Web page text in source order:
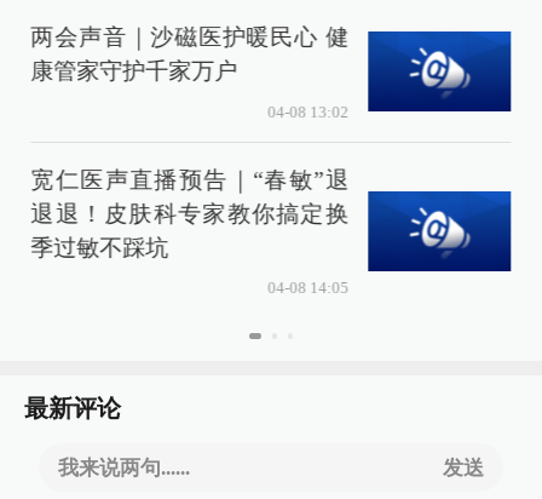
两会声音｜沙磁医护暖民心 健
康管家守护千家万户
04-08 13:02
宽仁医声直播预告｜“春敏”退
退退！皮肤科专家教你搞定换
季过敏不踩坑
04-08 14:05
最新评论
我来说两句...... 发送